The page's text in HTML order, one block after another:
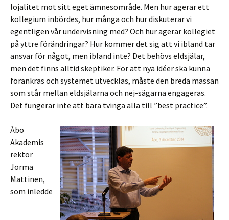
lojalitet mot sitt eget ämnesområde. Men hur agerar ett
kollegium inbördes, hur många och hur diskuterar vi
egentligen vår undervisning med? Och hur agerar kollegiet
på yttre förändringar? Hur kommer det sig att vi ibland tar
ansvar för något, men ibland inte? Det behövs eldsjälar,
men det finns alltid skeptiker. För att nya idéer ska kunna
förankras och systemet utvecklas, måste den breda massan
som står mellan eldsjälarna och nej-sägarna engageras.
Det fungerar inte att bara tvinga alla till ”best practice”.
Åbo
Akademis
rektor
Jorma
Mattinen,
som inledde